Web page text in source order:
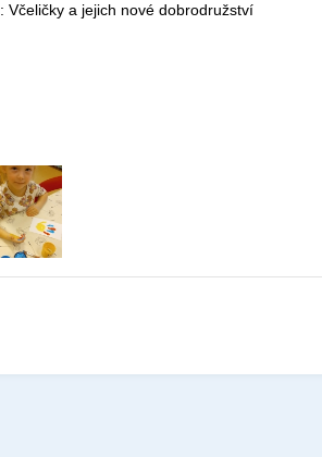
: Včeličky a jejich nové dobrodružství